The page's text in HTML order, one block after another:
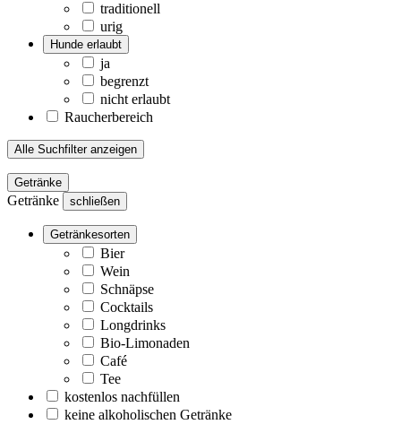
traditionell
urig
Hunde erlaubt
ja
begrenzt
nicht erlaubt
Raucherbereich
Alle Suchfilter anzeigen
Getränke
Getränke schließen
Getränkesorten
Bier
Wein
Schnäpse
Cocktails
Longdrinks
Bio-Limonaden
Café
Tee
kostenlos nachfüllen
keine alkoholischen Getränke